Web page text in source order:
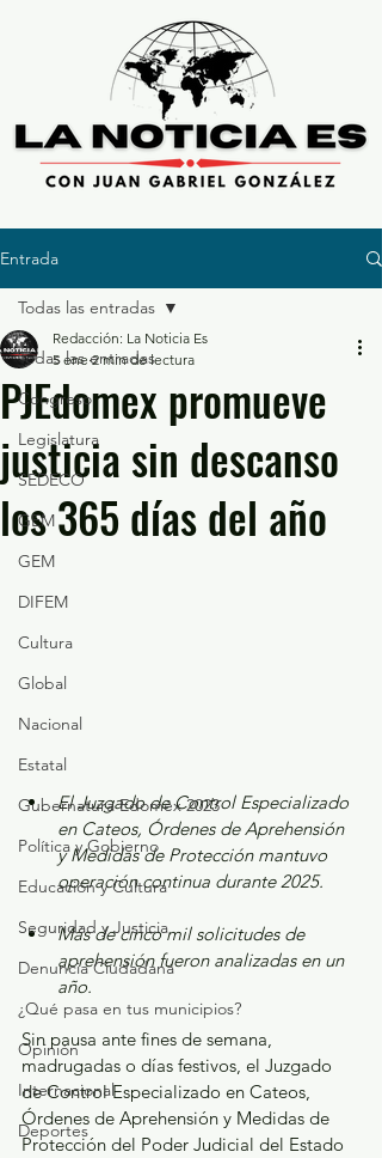
Entrada
Todas las entradas
Congreso
Legislatura
SEDECO
GEM
GEM
DIFEM
Cultura
Global
Nacional
Estatal
Gubernatura Edoméx 2023
Política y Gobierno
Educación y Cultura
Seguridad y Justicia
Denuncia Ciudadana
¿Qué pasa en tus municipios?
Opinión
Internacional
Deportes
Todas las entradas
PJEdomex promueve
justicia sin descanso
los 365 días del año
Redacción: La Noticia Es
5 ene 2 min de lectura
El Juzgado de Control Especializado
en Cateos, Órdenes de Aprehensión
y Medidas de Protección mantuvo
operación continua durante 2025.
Más de cinco mil solicitudes de
aprehensión fueron analizadas en un
año.
Sin pausa ante fines de semana,
madrugadas o días festivos, el Juzgado
de Control Especializado en Cateos,
Órdenes de Aprehensión y Medidas de
Protección del Poder Judicial del Estado